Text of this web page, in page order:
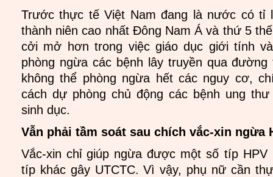
Trước thực tế Việt Nam đang là nước có tỉ
thành niên cao nhất Đông Nam Á và thứ 5
cởi mở hơn trong việc giáo dục giới tính
phòng ngừa các bệnh lây truyền qua
không thể phòng ngừa hết các nguy cơ,
cách dự phòng chủ động các bệnh ung
sinh dục.
Vẫn phải tầm soát sau chích vắc-xin ngừa
Vắc-xin chỉ giúp ngừa được một số típ HPV
típ khác gây UTCTC. Vì vậy, phụ nữ cần